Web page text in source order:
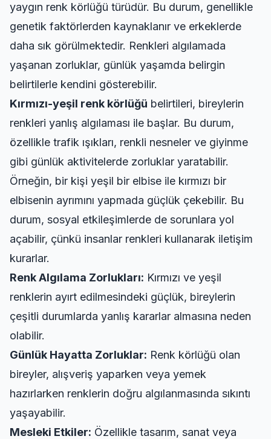
yaygın renk körlüğü türüdür. Bu durum, genellikle
genetik faktörlerden kaynaklanır ve erkeklerde
daha sık görülmektedir. Renkleri algılamada
yaşanan zorluklar, günlük yaşamda belirgin
belirtilerle kendini gösterebilir.
Kırmızı-yeşil renk körlüğü belirtileri, bireylerin
renkleri yanlış algılaması ile başlar. Bu durum,
özellikle trafik ışıkları, renkli nesneler ve giyinme
gibi günlük aktivitelerde zorluklar yaratabilir.
Örneğin, bir kişi yeşil bir elbise ile kırmızı bir
elbisenin ayrımını yapmada güçlük çekebilir. Bu
durum, sosyal etkileşimlerde de sorunlara yol
açabilir, çünkü insanlar renkleri kullanarak iletişim
kurarlar.
Renk Algılama Zorlukları: Kırmızı ve yeşil
renklerin ayırt edilmesindeki güçlük, bireylerin
çeşitli durumlarda yanlış kararlar almasına neden
olabilir.
Günlük Hayatta Zorluklar: Renk körlüğü olan
bireyler, alışveriş yaparken veya yemek
hazırlarken renklerin doğru algılanmasında sıkıntı
yaşayabilir.
Mesleki Etkiler: Özellikle tasarım, sanat veya